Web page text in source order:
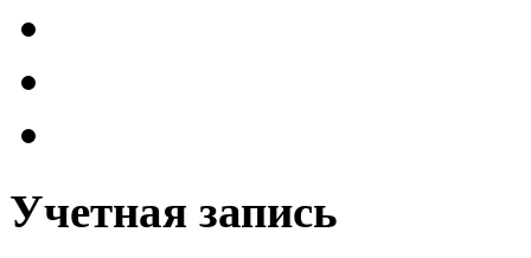
Учетная запись